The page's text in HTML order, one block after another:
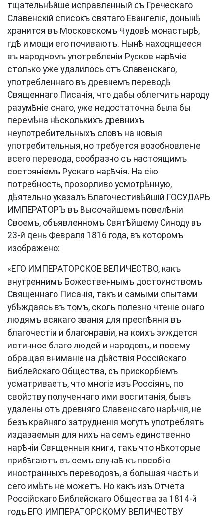
тщательнѣйше исправленный съ Греческаго
Славенскій списокъ святаго Евангелія, донынѣ
хранится въ Московскомъ Чудовѣ монастырѣ,
гдѣ и мощи его почиваютъ. Нынѣ находящееся
въ народномъ употребленіи Руское нарѣчіе
столько уже удалилось отъ Славенскаго,
употребленнаго въ древнемъ переводѣ
Священнаго Писанія, что дабы облегчить народу
разумѣніе онаго, уже недостаточна была бы
перемѣна нѣсколькихъ древнихъ
неупотребительныхъ словъ на новыя
употребительныя, но требуется возобновленіе
всего перевода, сообразно съ настоящимъ
состояніемъ Рускаго нарѣчія. На сію
потребность, прозорливо усмотрѣнную,
дѣятельно указалъ Благочестивѣйшій ГОСУДАРЬ
ИМПЕРАТОРЪ въ Высочайшемъ повелѣніи
Своемъ, объявленномъ Святѣйшему Синоду въ
23-й день Февраля 1816 года, въ которомъ
изображено:
«ЕГО ИМПЕРАТОРСКОЕ ВЕЛИЧЕСТВО, какъ
внутреннимъ Божественнымъ достоинствомъ
Священнаго Писанія, такъ и самыми опытами
убѣждаясь въ томъ, сколь полезно чтеніе онаго
людямъ всякаго званія для преспѣянія въ
благочестіи и благонравіи, на коихъ зиждется
истинное благо людей и народовъ, и посему
обращая вниманіе на дѣйствія Россійскаго
Библейскаго Общества, съ прискорбіемъ
усматриваетъ, что многіе изъ Россіянъ, по
свойству полученнаго ими воспитанія, бывъ
удалены отъ древняго Славенскаго нарѣчія, не
безъ крайняго затрудненія могутъ употреблять
издаваемыя для нихъ на семъ единственно
нарѣчіи Священныя книги, такъ что нѣкоторые
прибѣгаютъ въ семъ случаѣ къ пособію
иностранныхъ переводовъ, а большая часть и
сего имѣть не можетъ. Но какъ изъ Отчета
Россійскаго Библейскаго Общества за 1814-й
годъ ЕГО ИМПЕРАТОРСКОМУ ВЕЛИЧЕСТВУ